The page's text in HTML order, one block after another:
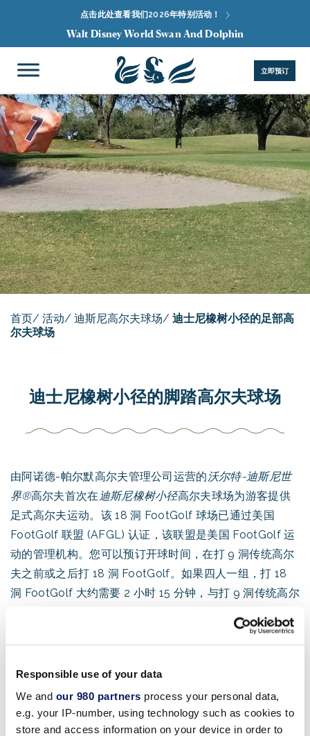
Responsible use of your data
We and our 980 partners process your personal data,
e.g. your IP-number, using technology such as cookies to
store and access information on your device in order to
点击此处查看我们2026年特别活动！
Walt Disney World Swan And Dolphin
立即预订
首页/ 活动/ 迪斯尼高尔夫球场/ 迪士尼橡树小径的足部高
尔夫球场
迪士尼橡树小径的脚踏高尔夫球场
由阿诺德-帕尔默高尔夫管理公司运营的沃尔特-迪斯尼世
界®高尔夫首次在迪斯尼橡树小径高尔夫球场为游客提供
足式高尔夫运动。该 18 洞 FootGolf 球场已通过美国
FootGolf 联盟 (AFGL) 认证，该联盟是美国 FootGolf 运
动的管理机构。您可以预订开球时间，在打 9 洞传统高尔
夫之前或之后打 18 洞 FootGolf。如果四人一组，打 18
洞 FootGolf 大约需要 2 小时 15 分钟，与打 9 洞传统高尔
迪斯尼橡树径FootGolf 高尔夫球场全长 2,438 码，标准
杆 69 杆，有 3 杆洞、4 杆洞和 5 杆洞可供选择，极具挑
什么是 Footgolf？